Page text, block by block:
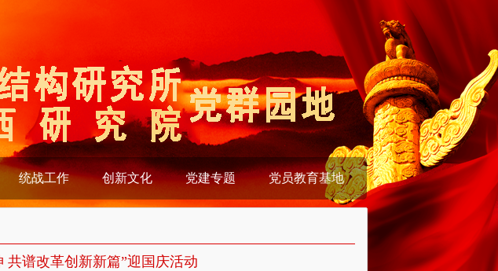
统战工作 创新文化 党建专题 党员教育基地
共谱改革创新新篇”迎国庆活动